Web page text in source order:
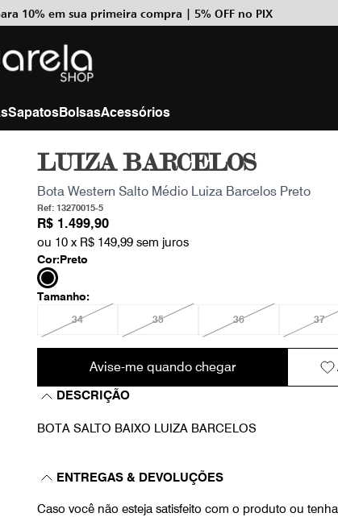
10% em sua primeira compra | 5% OFF no PIX
SapatosBolsasAcessórios
LUIZA BARCELOS
Bota Western Salto Médio Luiza Barcelos Preto
Ref: 13270015-5
R$ 1.499,90
ou 10 x R$ 149,99 sem juros
Cor:Preto
Tamanho:
34 35 36 37
Avise-me quando chegar
DESCRIÇÃO
BOTA SALTO BAIXO LUIZA BARCELOS
ENTREGAS & DEVOLUÇÕES
Caso você não esteja satisfeito com o produto ou